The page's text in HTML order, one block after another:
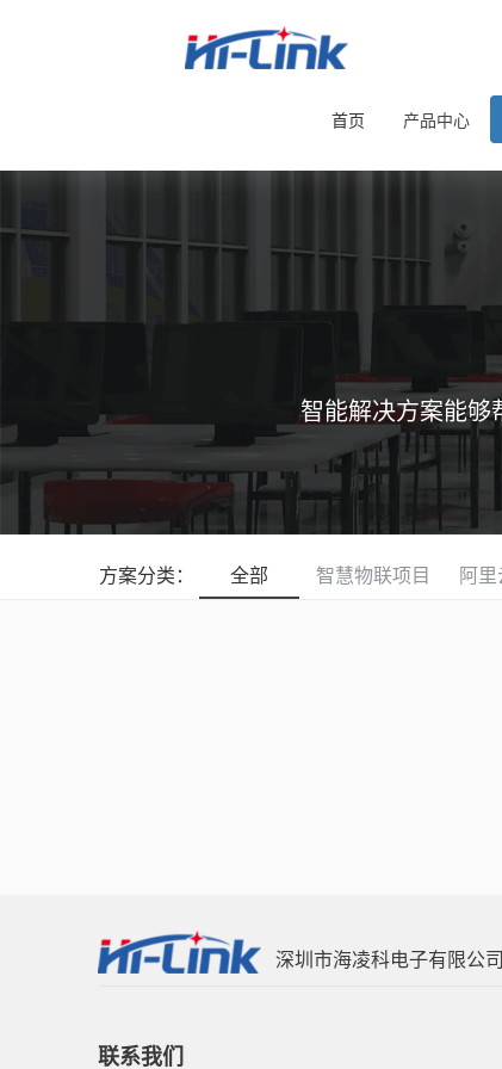
首页 产品中心
智能解决方案能够
方案分类： 全部 智慧物联项目 阿
深圳市海凌科电子有限公司
联系我们